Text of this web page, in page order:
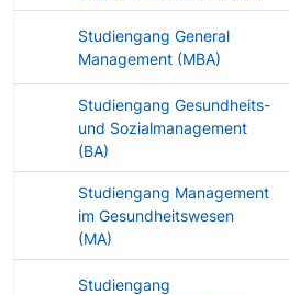
Studiengang General
Management (MBA)
Studiengang Gesundheits-
und Sozialmanagement
(BA)
Studiengang Management
im Gesundheitswesen
(MA)
Studiengang